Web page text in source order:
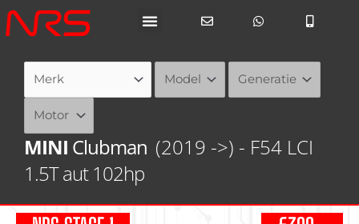
Ga
naar
MINI Clubman (2019 ->) - F54 LCI
1.5T aut 102hp